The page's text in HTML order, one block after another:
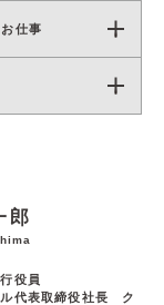
仕事
郎
役員
代表取締役社長 ク